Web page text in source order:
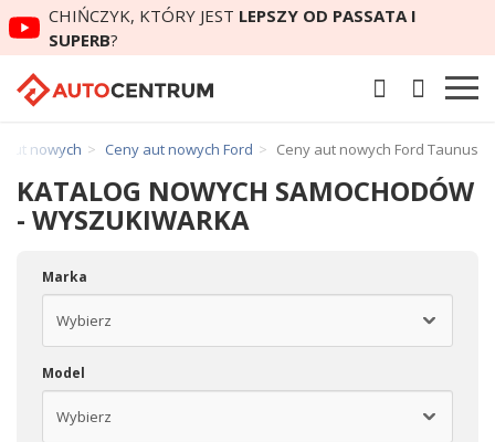
CHIŃCZYK, KTÓRY JEST LEPSZY OD PASSATA I
SUPERB?
aut nowych Ceny aut nowych Ford Ceny aut nowych Ford Taunus
KATALOG NOWYCH SAMOCHODÓW
- WYSZUKIWARKA
Marka
Model